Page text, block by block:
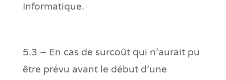
Informatique.
5.3 – En cas de surcoût qui n’aurait pu
être prévu avant le début d’une